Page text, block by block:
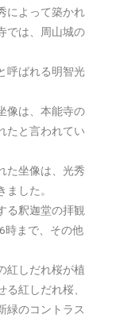
によって築かれ
では、周山城の
呼ばれる明智光
像は、本能寺の
たと言われてい
た坐像は、光秀
した。
る釈迦堂の拝観
時まで、その他
紅しだれ桜が植
紅しだれ桜、
緑のコントラス